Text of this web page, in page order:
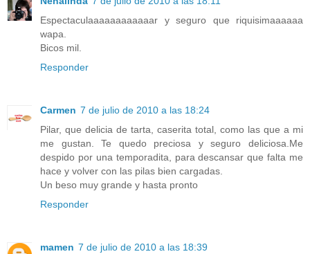
Espectaculaaaaaaaaaaaar y seguro que riquisimaaaaaa
wapa.
Bicos mil.
Responder
Carmen 7 de julio de 2010 a las 18:24
Pilar, que delicia de tarta, caserita total, como las que a mi
me gustan. Te quedo preciosa y seguro deliciosa.Me
despido por una temporadita, para descansar que falta me
hace y volver con las pilas bien cargadas.
Un beso muy grande y hasta pronto
Responder
mamen 7 de julio de 2010 a las 18:39